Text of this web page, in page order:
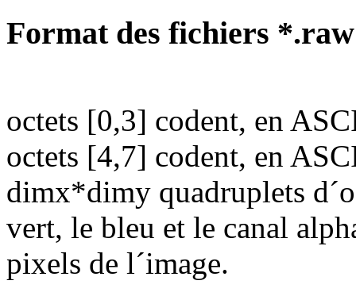
Format des fichiers *.raw
octets [0,3] codent, en
octets [4,7] codent, en
dimx*dimy quadruplets
vert, le bleu et le canal
pixels de l´image.